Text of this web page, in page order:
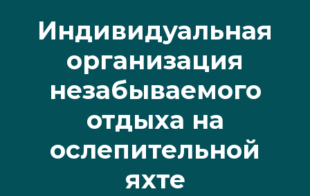
Индивидуальная
организация
незабываемого
отдыха на
ослепительной
яхте